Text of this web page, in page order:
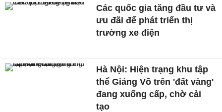
Các quốc gia tăng đầu tư và
ưu đãi để phát triển thị
trường xe điện
Hà Nội: Hiện trạng khu tập
thể Giảng Võ trên 'đất vàng'
đang xuống cấp, chờ cải
tạo